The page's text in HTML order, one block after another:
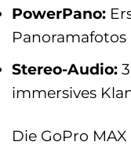
PowerPano:
Stereo-Audio:
immersives
Die GoPro